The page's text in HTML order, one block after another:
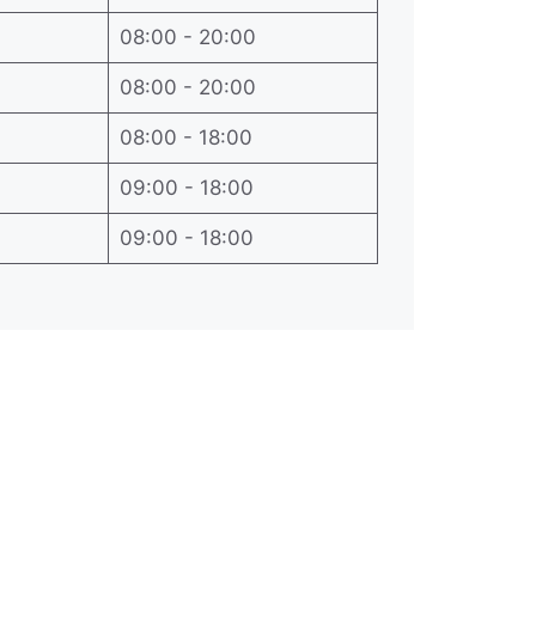
08:00 - 20:00
08:00 - 20:00
08:00 - 18:00
09:00 - 18:00
09:00 - 18:00